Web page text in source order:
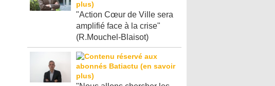
"Action Cœur de Ville sera
amplifié face à la crise"
(R.Mouchel-Blaisot)